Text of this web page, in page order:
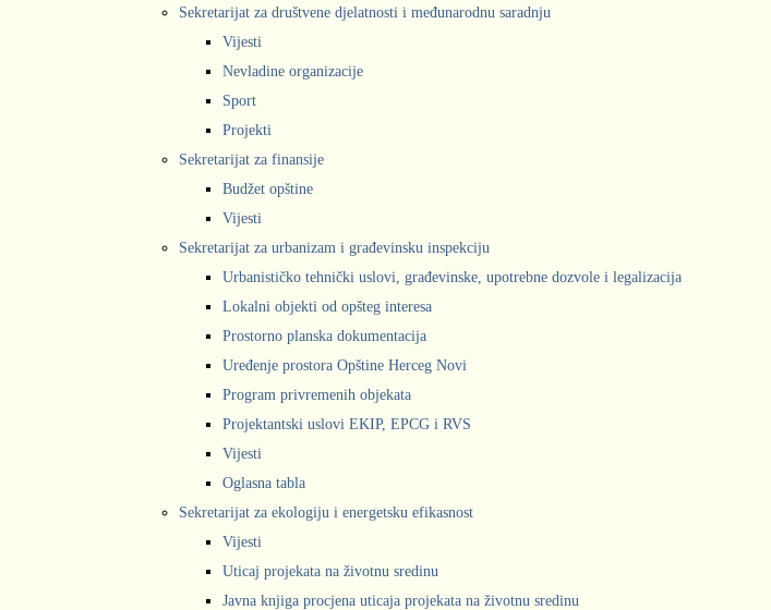
Sekretarijat za društvene djelatnosti i međunarodnu saradnju
Vijesti
Nevladine organizacije
Sport
Projekti
Sekretarijat za finansije
Budžet opštine
Vijesti
Sekretarijat za urbanizam i građevinsku inspekciju
Urbanističko tehnički uslovi, građevinske, upotrebne dozvole i legalizacija
Lokalni objekti od opšteg interesa
Prostorno planska dokumentacija
Uređenje prostora Opštine Herceg Novi
Program privremenih objekata
Projektantski uslovi EKIP, EPCG i RVS
Vijesti
Oglasna tabla
Sekretarijat za ekologiju i energetsku efikasnost
Vijesti
Uticaj projekata na životnu sredinu
Javna knjiga procjena uticaja projekata na životnu sredinu